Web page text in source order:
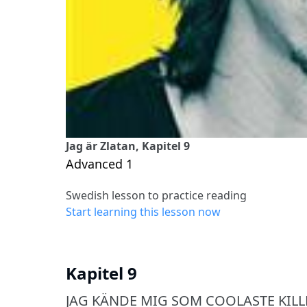
Jag är Zlatan, Kapitel 9
Advanced 1
Swedish lesson to practice reading
Start learning this lesson now
Kapitel 9
JAG KÄNDE MIG SOM COOLASTE